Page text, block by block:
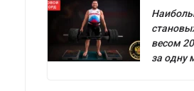
весом
за одну